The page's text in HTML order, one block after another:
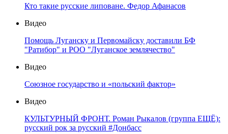
Кто такие русские липоване. Федор Афанасов
Видео
Помощь Луганску и Первомайску доставили БФ
"Ратибор" и РОО "Луганское землячество"
Видео
Союзное государство и «польский фактор»
Видео
КУЛЬТУРНЫЙ ФРОНТ. Роман Рыкалов (группа ЕЩЁ):
русский рок за русский #Донбасс